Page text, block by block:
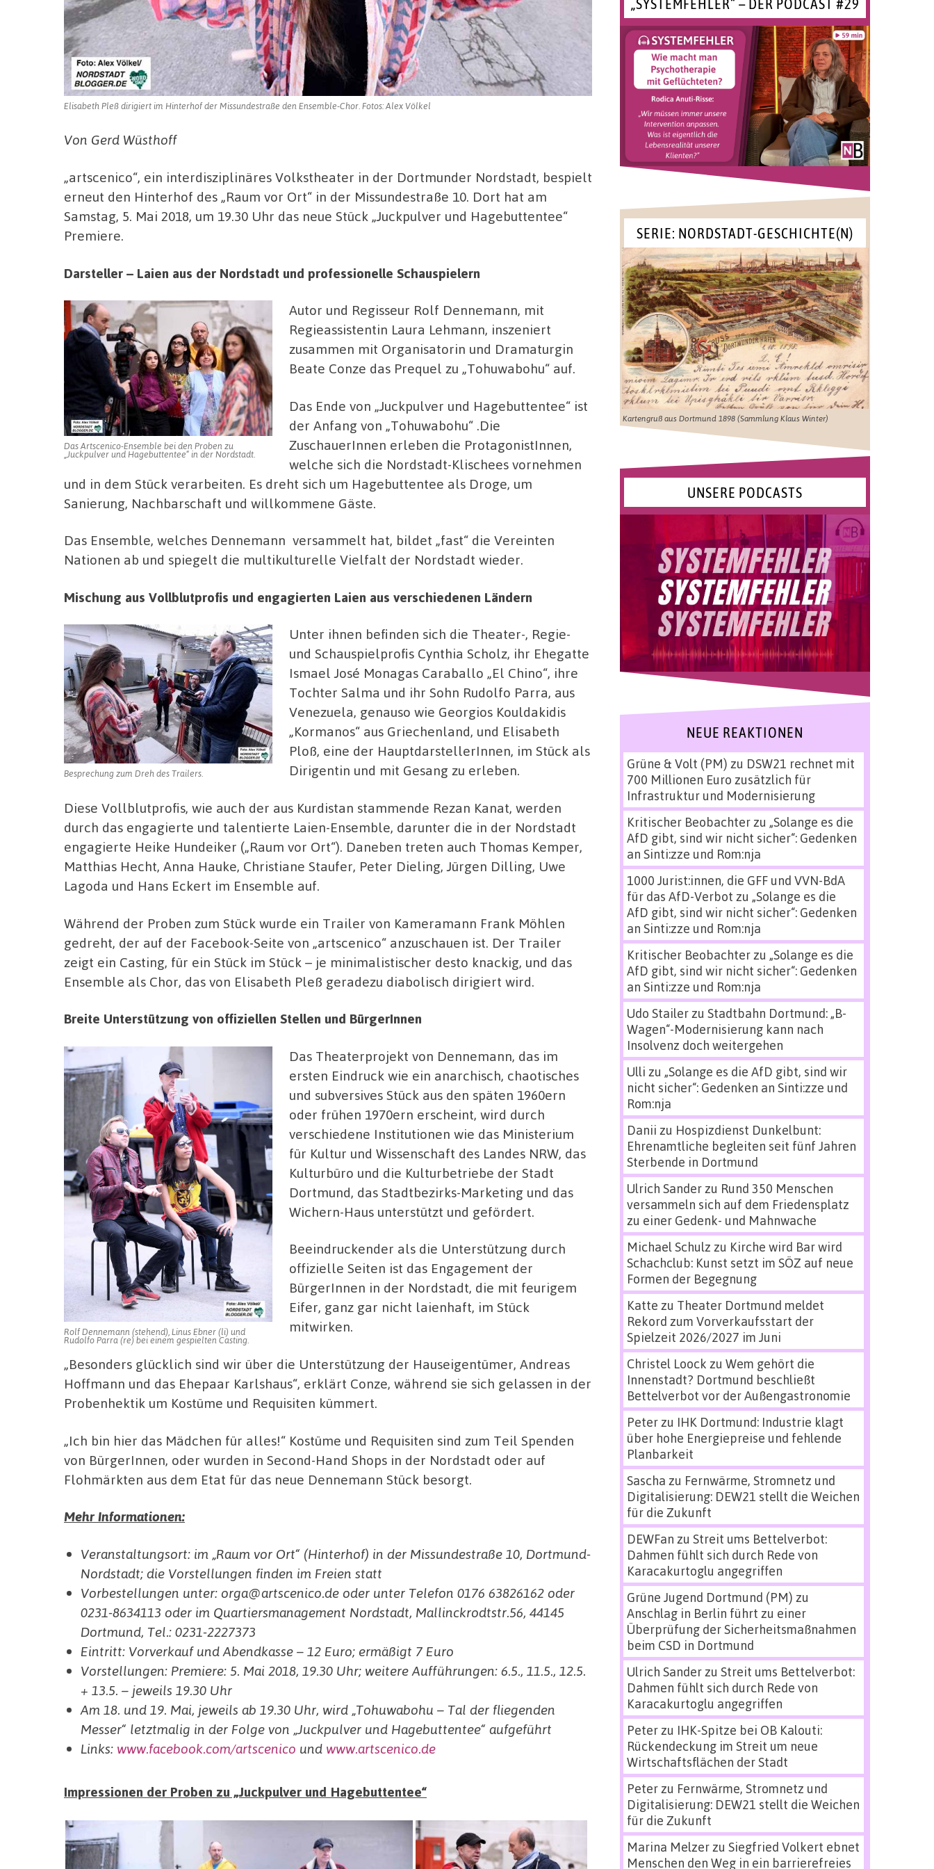
Elisabeth Pleß dirigiert im Hinterhof der Missundestraße den Ensemble-Chor. Fotos: Alex Völkel
Von Gerd Wüsthoff
„artscenico“, ein interdisziplinäres Volkstheater in der Dortmunder Nordstadt, bespielt
erneut den Hinterhof des „Raum vor Ort“ in der Missundestraße 10. Dort hat am
Samstag, 5. Mai 2018, um 19.30 Uhr das neue Stück „Juckpulver und Hagebuttentee“
Premiere.
Darsteller – Laien aus der Nordstadt und professionelle Schauspielern
Das Artscenico-Ensemble bei den Proben zu
„Juckpulver und Hagebuttentee“ in der Nordstadt.
Autor und Regisseur Rolf Dennemann, mit
Regieassistentin Laura Lehmann, inszeniert
zusammen mit Organisatorin und Dramaturgin
Beate Conze das Prequel zu „Tohuwabohu“ auf.
Das Ende von „Juckpulver und Hagebuttentee“ ist
der Anfang von „Tohuwabohu“ .Die
ZuschauerInnen erleben die ProtagonistInnen,
welche sich die Nordstadt-Klischees vornehmen
und in dem Stück verarbeiten. Es dreht sich um Hagebuttentee als Droge, um
Sanierung, Nachbarschaft und willkommene Gäste.
Das Ensemble, welches Dennemann versammelt hat, bildet „fast“ die Vereinten
Nationen ab und spiegelt die multikulturelle Vielfalt der Nordstadt wieder.
Mischung aus Vollblutprofis und engagierten Laien aus verschiedenen Ländern
Besprechung zum Dreh des Trailers.
Unter ihnen befinden sich die Theater-, Regie-
und Schauspielprofis Cynthia Scholz, ihr Ehegatte
Ismael José Monagas Caraballo „El Chino“, ihre
Tochter Salma und ihr Sohn Rudolfo Parra, aus
Venezuela, genauso wie Georgios Kouldakidis
„Kormanos“ aus Griechenland, und Elisabeth
Ploß, eine der HauptdarstellerInnen, im Stück als
Dirigentin und mit Gesang zu erleben.
Diese Vollblutprofis, wie auch der aus Kurdistan stammende Rezan Kanat, werden
durch das engagierte und talentierte Laien-Ensemble, darunter die in der Nordstadt
engagierte Heike Hundeiker („Raum vor Ort“). Daneben treten auch Thomas Kemper,
Matthias Hecht, Anna Hauke, Christiane Staufer, Peter Dieling, Jürgen Dilling, Uwe
Lagoda und Hans Eckert im Ensemble auf.
Während der Proben zum Stück wurde ein Trailer von Kameramann Frank Möhlen
gedreht, der auf der Facebook-Seite von „artscenico“ anzuschauen ist. Der Trailer
zeigt ein Casting, für ein Stück im Stück – je minimalistischer desto knackig, und das
Ensemble als Chor, das von Elisabeth Pleß geradezu diabolisch dirigiert wird.
Breite Unterstützung von offiziellen Stellen und BürgerInnen
Rolf Dennemann (stehend), Linus Ebner (li) und
Rudolfo Parra (re) bei einem gespielten Casting.
Das Theaterprojekt von Dennemann, das im
ersten Eindruck wie ein anarchisch, chaotisches
und subversives Stück aus den späten 1960ern
oder frühen 1970ern erscheint, wird durch
verschiedene Institutionen wie das Ministerium
für Kultur und Wissenschaft des Landes NRW, das
Kulturbüro und die Kulturbetriebe der Stadt
Dortmund, das Stadtbezirks-Marketing und das
Wichern-Haus unterstützt und gefördert.
Beeindruckender als die Unterstützung durch
offizielle Seiten ist das Engagement der
BürgerInnen in der Nordstadt, die mit feurigem
Eifer, ganz gar nicht laienhaft, im Stück
mitwirken.
„Besonders glücklich sind wir über die Unterstützung der Hauseigentümer, Andreas
Hoffmann und das Ehepaar Karlshaus“, erklärt Conze, während sie sich gelassen in der
Probenhektik um Kostüme und Requisiten kümmert.
„Ich bin hier das Mädchen für alles!“ Kostüme und Requisiten sind zum Teil Spenden
von BürgerInnen, oder wurden in Second-Hand Shops in der Nordstadt oder auf
Flohmärkten aus dem Etat für das neue Dennemann Stück besorgt.
Mehr Informationen:
Veranstaltungsort: im „Raum vor Ort“ (Hinterhof) in der Missundestraße 10, Dortmund-
Nordstadt; die Vorstellungen finden im Freien statt
Vorbestellungen unter: orga@artscenico.de oder unter Telefon 0176 63826162 oder
0231-8634113 oder im Quartiersmanagement Nordstadt, Mallinckrodtstr.56, 44145
Dortmund, Tel.: 0231-2227373
Eintritt: Vorverkauf und Abendkasse – 12 Euro; ermäßigt 7 Euro
Vorstellungen: Premiere: 5. Mai 2018, 19.30 Uhr; weitere Aufführungen: 6.5., 11.5., 12.5.
+ 13.5. – jeweils 19.30 Uhr
Am 18. und 19. Mai, jeweils ab 19.30 Uhr, wird „Tohuwabohu – Tal der fliegenden
Messer“ letztmalig in der Folge von „Juckpulver und Hagebuttentee“ aufgeführt
Links: www.facebook.com/artscenico und www.artscenico.de
Impressionen der Proben zu „Juckpulver und Hagebuttentee“
„SYSTEMFEHLER“ – DER PODCAST #29
SERIE: NORDSTADT-GESCHICHTE(N)
Kartengruß aus Dortmund 1898 (Sammlung Klaus Winter)
UNSERE PODCASTS
NEUE REAKTIONEN
Grüne & Volt (PM) zu DSW21 rechnet mit
700 Millionen Euro zusätzlich für
Infrastruktur und Modernisierung
Kritischer Beobachterzu „Solange es die
AfD gibt, sind wir nicht sicher“: Gedenken
an Sinti:zze und Rom:nja
1000 Jurist:innen, die GFF und VVN-BdA
für das AfD-Verbot zu „Solange es die
AfD gibt, sind wir nicht sicher“: Gedenken
an Sinti:zze und Rom:nja
Kritischer Beobachterzu „Solange es die
AfD gibt, sind wir nicht sicher“: Gedenken
an Sinti:zze und Rom:nja
Udo Stailerzu Stadtbahn Dortmund: „B-
Wagen“-Modernisierung kann nach
Insolvenz doch weitergehen
Ulli zu „Solange es die AfD gibt, sind wir
nicht sicher“: Gedenken an Sinti:zze und
Rom:nja
Danii zu Hospizdienst Dunkelbunt:
Ehrenamtliche begleiten seit fünf Jahren
Sterbende in Dortmund
Ulrich Sanderzu Rund 350 Menschen
versammeln sich auf dem Friedensplatz
zu einer Gedenk- und Mahnwache
Michael Schulz zu Kirche wird Bar wird
Schachclub: Kunst setzt im SÖZ auf neue
Formen der Begegnung
Katte zu Theater Dortmund meldet
Rekord zum Vorverkaufsstart der
Spielzeit 2026/2027 im Juni
Christel Loock zu Wem gehört die
Innenstadt? Dortmund beschließt
Bettelverbot vor der Außengastronomie
Peterzu IHK Dortmund: Industrie klagt
über hohe Energiepreise und fehlende
Planbarkeit
Sascha zu Fernwärme, Stromnetz und
Digitalisierung: DEW21 stellt die Weichen
für die Zukunft
DEWFan zu Streit ums Bettelverbot:
Dahmen fühlt sich durch Rede von
Karacakurtoglu angegriffen
Grüne Jugend Dortmund (PM) zu
Anschlag in Berlin führt zu einer
Überprüfung der Sicherheitsmaßnahmen
beim CSD in Dortmund
Ulrich Sanderzu Streit ums Bettelverbot:
Dahmen fühlt sich durch Rede von
Karacakurtoglu angegriffen
Peterzu IHK-Spitze bei OB Kalouti:
Rückendeckung im Streit um neue
Wirtschaftsflächen der Stadt
Peterzu Fernwärme, Stromnetz und
Digitalisierung: DEW21 stellt die Weichen
für die Zukunft
Marina Melzerzu Siegfried Volkert ebnet
Menschen den Weg in ein barrierefreies